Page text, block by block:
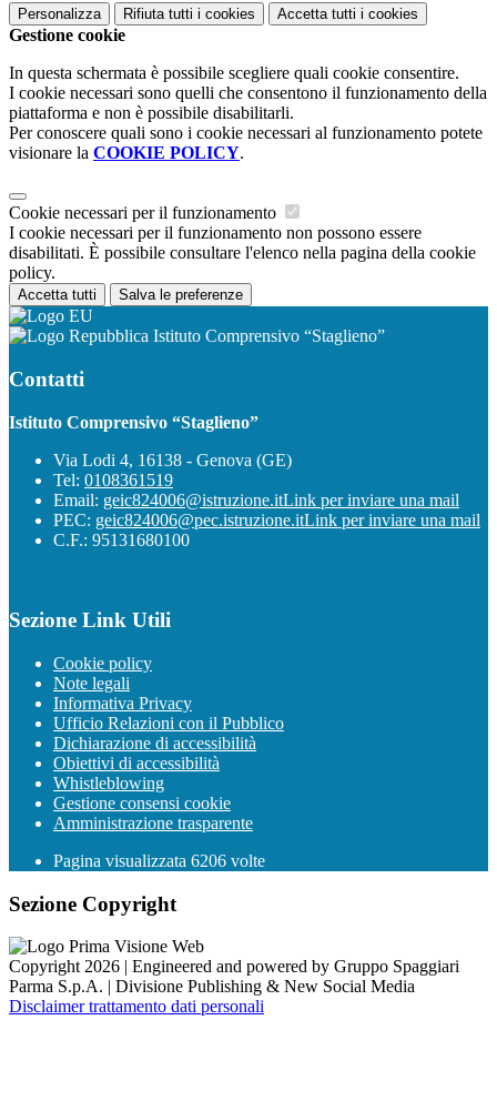
Personalizza Rifiuta tutti i cookies Accetta tutti i cookies
Gestione cookie
In questa schermata è possibile scegliere quali cookie consentire.
I cookie necessari sono quelli che consentono il funzionamento della
piattaforma e non è possibile disabilitarli.
Per conoscere quali sono i cookie necessari al funzionamento potete
visionare la COOKIE POLICY.
Cookie necessari per il funzionamento
I cookie necessari per il funzionamento non possono essere
disabilitati. È possibile consultare l'elenco nella pagina della cookie
policy.
Accetta tutti Salva le preferenze
Istituto Comprensivo “Staglieno”
Contatti
Istituto Comprensivo “Staglieno”
Via Lodi 4, 16138 - Genova (GE)
Tel: 0108361519
Email: geic824006@istruzione.itLink per inviare una mail
PEC: geic824006@pec.istruzione.itLink per inviare una mail
C.F.: 95131680100
Sezione Link Utili
Cookie policy
Note legali
Informativa Privacy
Ufficio Relazioni con il Pubblico
Dichiarazione di accessibilità
Obiettivi di accessibilità
Whistleblowing
Gestione consensi cookie
Amministrazione trasparente
Pagina visualizzata 6206 volte
Sezione Copyright
Copyright 2026 | Engineered and powered by Gruppo Spaggiari
Parma S.p.A. | Divisione Publishing & New Social Media
Disclaimer trattamento dati personali